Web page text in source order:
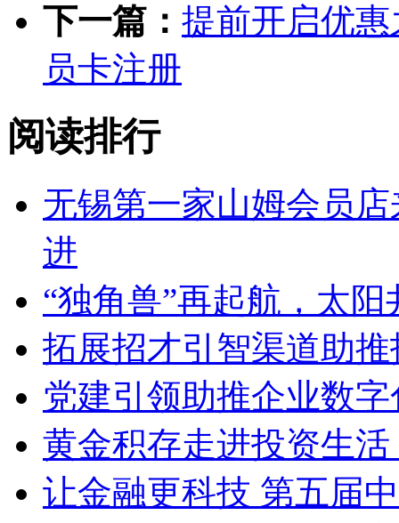
下一篇： 提前开启优
员卡注册
阅读排行
无锡第一家山姆会员
进
“独角兽”再起航，太
拓展招才引智渠道助
党建引领助推企业数
黄金积存走进投资生
让金融更科技 第五届